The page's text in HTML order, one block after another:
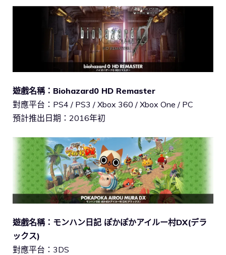
遊戲名稱：Biohazard0 HD Remaster
對應平台：PS4 / PS3 / Xbox 360 / Xbox One / PC
預計推出日期：2016年初
遊戲名稱：モンハン日記 ぽかぽかアイルー村DX(デラ
ックス)
對應平台：3DS